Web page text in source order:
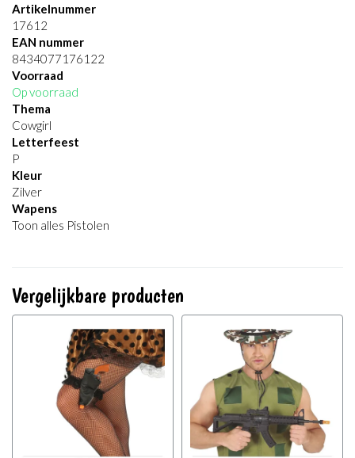
Artikelnummer
17612
EAN nummer
8434077176122
Voorraad
Op voorraad
Thema
Cowgirl
Letterfeest
P
Kleur
Zilver
Wapens
Toon alles Pistolen
Vergelijkbare producten